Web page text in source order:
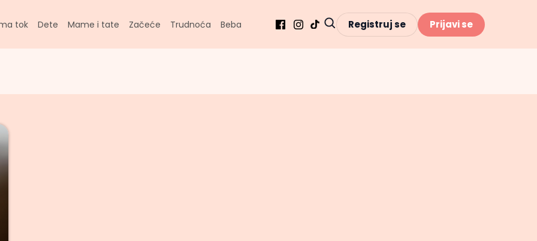
tok Dete Mame i tate Začeće Trudnoća Beba Registruj se Prijavi se